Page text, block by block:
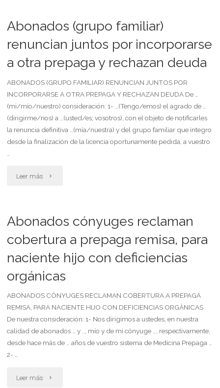
indeclinable"
prepaga
renuncia
con
efecto
diferido"
Abonados (grupo familiar)
renuncian juntos por incorporarse
a otra prepaga y rechazan deuda
ABONADOS (GRUPO FAMILIAR) RENUNCIAN JUNTOS POR
INCORPORARSE A OTRA PREPAGA Y RECHAZAN DEUDA De …
(mi/mío/nuestro) consideración: 1- …(Tengo/emos) el agrado de …
(dirigirme/nos) a …(usted/es; vosotros), con el objeto de notificarles
la renuncia definitiva …(mía/nuestra) y del grupo familiar que integro
desde la finalización de la licencia oportunamente pedida, a vuestro
Leer más "Abonados
renuncian
juntos
por
incorporarse
otra
Abonados cónyuges reclaman
cobertura a prepaga remisa, para
naciente hijo con deficiencias
orgánicas
ABONADOS CÓNYUGES RECLAMAN COBERTURA A PREPAGA
REMISA, PARA NACIENTE HIJO CON DEFICIENCIAS ORGÁNICAS
De nuestra consideración: 1- Nos dirigimos a ustedes, en nuestra
calidad de abonados … y .., mío y de mi cónyuge …, respectivamente,
desde hace más de … años de vuestro sistema de Medicina Prepaga …
2- …
Leer más "Abonados